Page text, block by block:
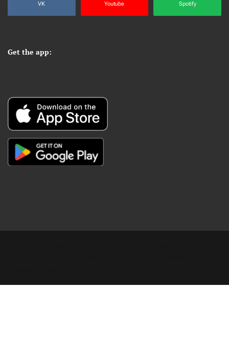
VK Youtube Spotify
Get the app: